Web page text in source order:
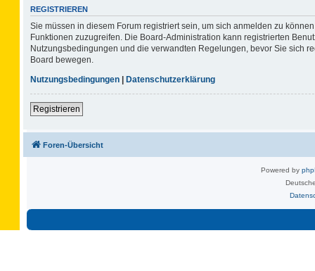
REGISTRIEREN
Sie müssen in diesem Forum registriert sein, um sich anmelden zu
Funktionen zuzugreifen. Die Board-Administration kann registrierten
Nutzungsbedingungen und die verwandten Regelungen, bevor Sie sich
Board bewegen.
Nutzungsbedingungen | Datenschutzerklärung
Registrieren
Foren-Übersicht
Powered by